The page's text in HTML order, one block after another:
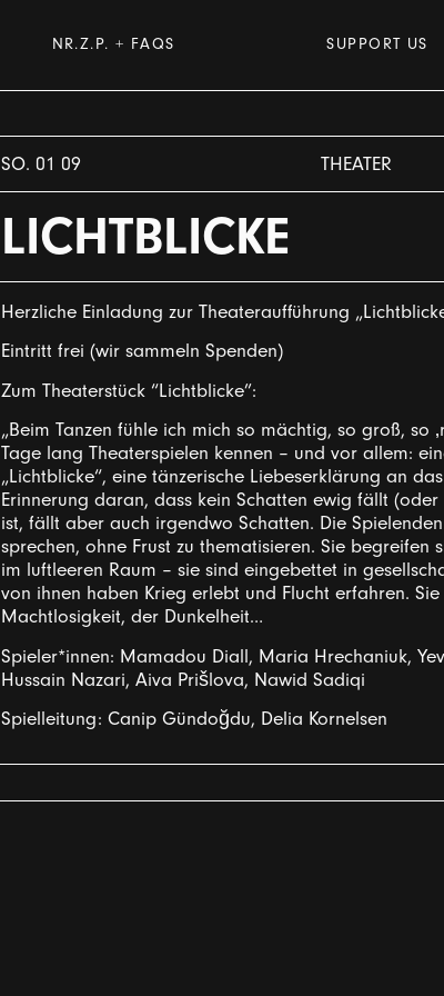
NR.Z.P. + FAQS SUPPORT US
SO. 01 09 THEATER
LICHTBLICKE
Herzliche Einladung zur Theateraufführung
Eintritt frei (wir sammeln Spenden)
Zum Theaterstück “Lichtblicke”:
„Beim Tanzen fühle ich mich so mächtig, so groß, so
Tage lang Theaterspielen kennen – und vor allem:
„Lichtblicke“, eine tänzerische Liebeserklärung an
Erinnerung daran, dass kein Schatten ewig fällt (oder
ist, fällt aber auch irgendwo Schatten. Die
sprechen, ohne Frust zu thematisieren. Sie begreifen
im luftleeren Raum – sie sind eingebettet in
von ihnen haben Krieg erlebt und Flucht erfahren.
Machtlosigkeit, der Dunkelheit…
Spieler*innen: Mamadou Diall, Maria Hrechaniuk,
Hussain Nazari, Aiva Prišlova, Nawid Sadiqi
Spielleitung: Canip Gündoğdu, Delia Kornelsen